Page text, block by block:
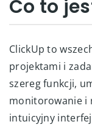
Co to
ClickUp to
projektami i
szereg funkcji,
monitorowanie i
intuicyjny